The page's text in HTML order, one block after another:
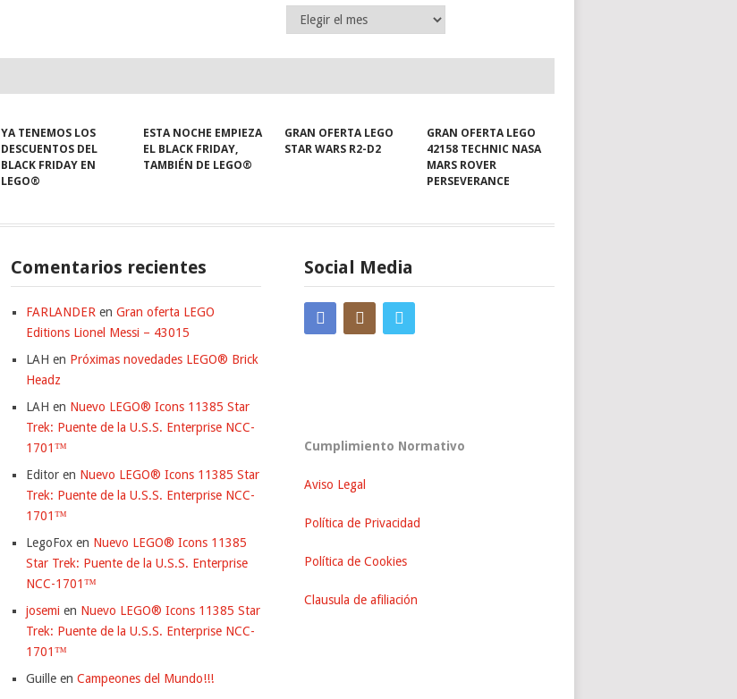
Archivos
YA TENEMOS LOS
DESCUENTOS DEL
BLACK FRIDAY EN
LEGO®
ESTA NOCHE EMPIEZA
EL BLACK FRIDAY,
TAMBIÉN DE LEGO®
GRAN OFERTA LEGO
STAR WARS R2-D2
GRAN OFERTA LEGO
42158 TECHNIC NASA
MARS ROVER
PERSEVERANCE
Comentarios recientes
FARLANDER en Gran oferta LEGO
Editions Lionel Messi – 43015
LAH en Próximas novedades LEGO® Brick
Headz
LAH en Nuevo LEGO® Icons 11385 Star
Trek: Puente de la U.S.S. Enterprise NCC-
1701™
Editoren Nuevo LEGO® Icons 11385 Star
Trek: Puente de la U.S.S. Enterprise NCC-
1701™
LegoFoxen Nuevo LEGO® Icons 11385
Star Trek: Puente de la U.S.S. Enterprise
NCC-1701™
josemi en Nuevo LEGO® Icons 11385 Star
Trek: Puente de la U.S.S. Enterprise NCC-
1701™
Guilleen Campeones del Mundo!!!
Social Media
Cumplimiento Normativo
Aviso Legal
Política de Privacidad
Política de Cookies
Clausula de afiliación